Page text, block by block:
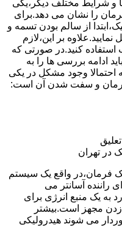
شرایط مختلف دیگر،یکی
را نشان می دهد.برای
از سالم بودن تسمه و
بر این،لازم
کنید.در صورتی که
ادامه بررسی ها را به
احتمالا وجود مشکل در یکی
فرمان و سفت شدن آن است:
در تهران
فرمان،در واقع یک سیستم
آسانتر می
به یک منبع انرژی برای
زدن مجهز است.بیشتر
می شوند هیدرولیکی